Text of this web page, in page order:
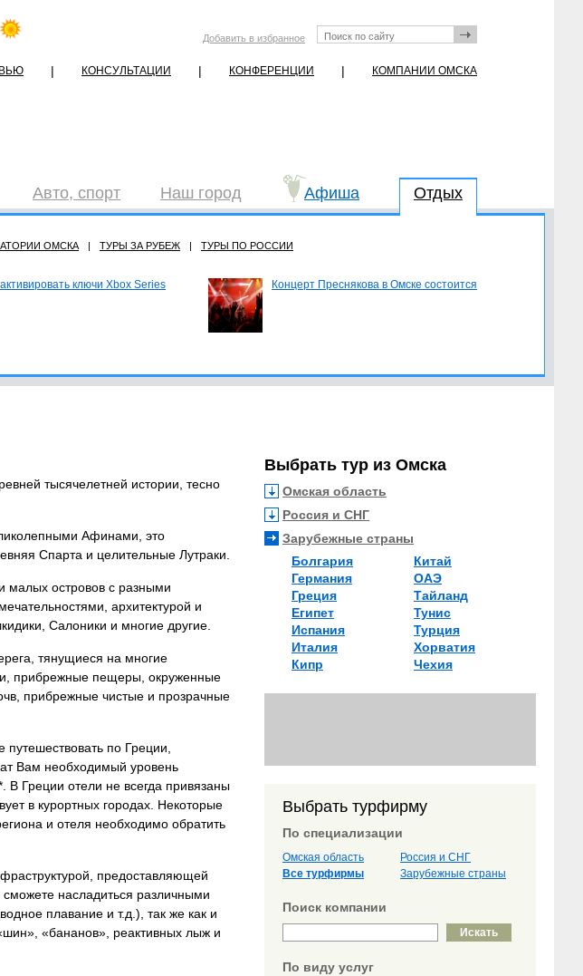
Добавить в избранное
| КОНСУЛЬТАЦИИ | КОНФЕРЕНЦИИ | КОМПАНИИ ОМСКА
Авто, спорт Наш город Афиша Отдых
ОМСКА | ТУРЫ ЗА РУБЕЖ | ТУРЫ ПО РОССИИ
активировать ключи Xbox Series
Концерт Преснякова в Омске состоится
тысячелетней истории, тесно
Афинами, это
Спарта и целительные Лутраки.
малых островов с разными
архитектурой и
Салоники и многие другие.
тянущиеся на многие
прибрежные пещеры, окруженные
прибрежные чистые и прозрачные
по Греции,
Вам необходимый уровень
Греции отели не всегда привязаны
в курортных городах. Некоторые
и отеля необходимо обратить
предоставляющей
насладиться различными
плавание и т.д.), так же как и
«бананов», реактивных лыж и
Выбрать тур из Омска
Омская область
Россия и СНГ
Зарубежные страны
Болгария
Германия
Греция
Египет
Испания
Италия
Кипр
Китай
ОАЭ
Тайланд
Тунис
Турция
Хорватия
Чехия
Выбрать турфирму
По специализации
Омская область
Все турфирмы
Россия и СНГ
Зарубежные страны
Поиск компании
По виду услуг